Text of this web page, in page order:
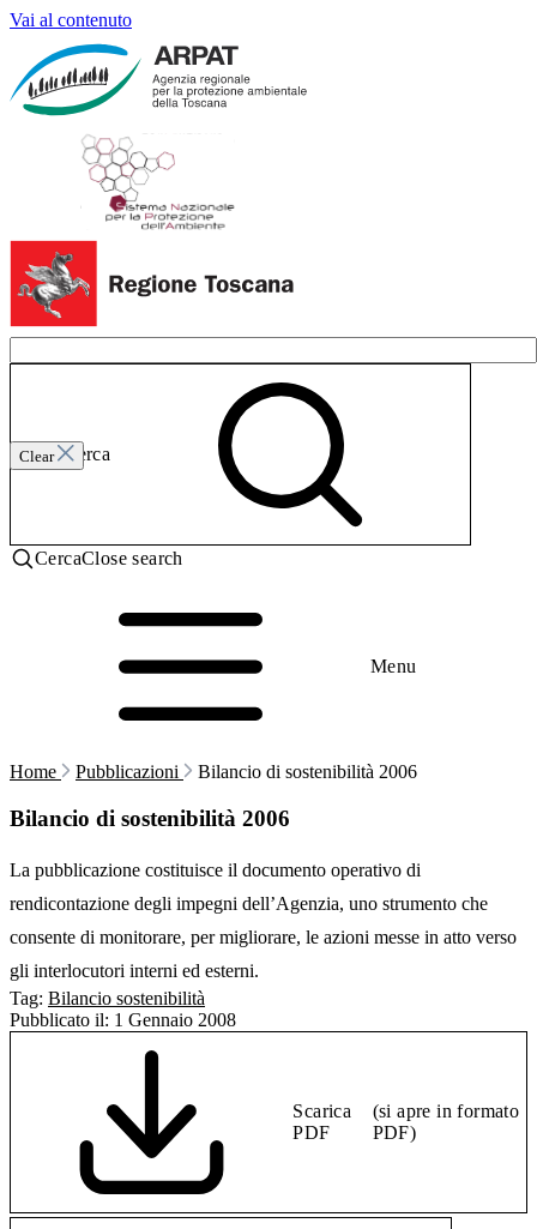
Vai al contenuto
Clear
Invia ricerca
CercaClose search
Menu
Home Pubblicazioni Bilancio di sostenibilità 2006
Bilancio di sostenibilità 2006
La pubblicazione costituisce il documento operativo di
rendicontazione degli impegni dell’Agenzia, uno strumento che
consente di monitorare, per migliorare, le azioni messe in atto verso
gli interlocutori interni ed esterni.
Tag: Bilancio sostenibilità
Pubblicato il: 1 Gennaio 2008
Scarica
PDF
(si apre in formato
PDF)